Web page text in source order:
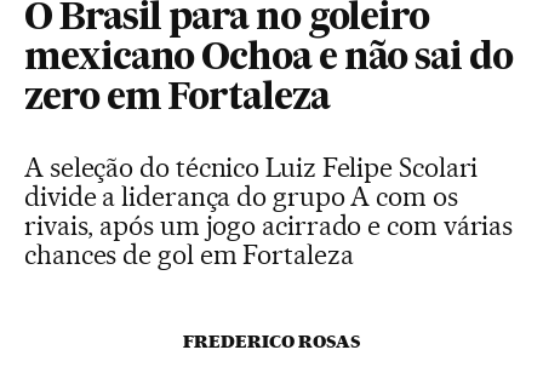
O Brasil para no goleiro
mexicano Ochoa e não sai do
zero em Fortaleza
A seleção do técnico Luiz Felipe Scolari
divide a liderança do grupo A com os
rivais, após um jogo acirrado e com várias
chances de gol em Fortaleza
FREDERICO ROSAS